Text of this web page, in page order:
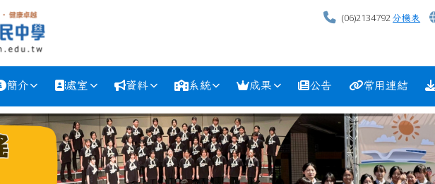
(06)2134792分機表
簡介 處室 資料 系統 成果 公告 常用連結